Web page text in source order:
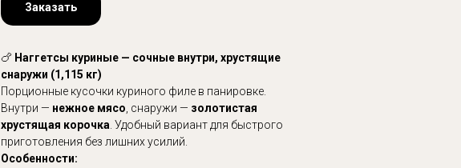
Заказать
🍗 Наггетсы куриные — сочные внутри, хрустящие
снаружи (1,115 кг)
Порционные кусочки куриного филе в панировке.
Внутри — нежное мясо, снаружи — золотистая
хрустящая корочка. Удобный вариант для быстрого
приготовления без лишних усилий.
Особенности: